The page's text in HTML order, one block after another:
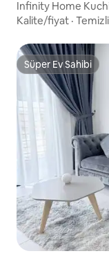
Infinity Home
Kalite/fiyat ·
Süper Ev Sahibi
Süper Ev Sahibi